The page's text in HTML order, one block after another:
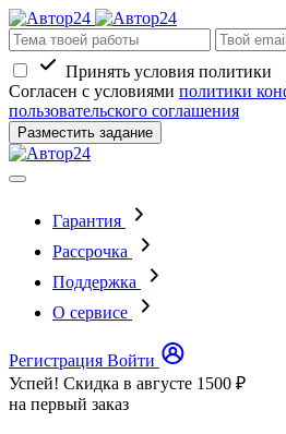
Принять условия политики
Согласен с условиями политики
пользовательского соглашения
Разместить задание
Гарантия
Рассрочка
Поддержка
О сервисе
Регистрация Войти
Успей! Скидка в августе 1500 ₽
на первый заказ